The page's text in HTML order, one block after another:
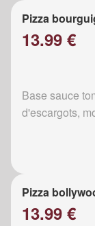
Pizza
13.99 €
Base sauce
d'escargots,
Pizza
13.99 €